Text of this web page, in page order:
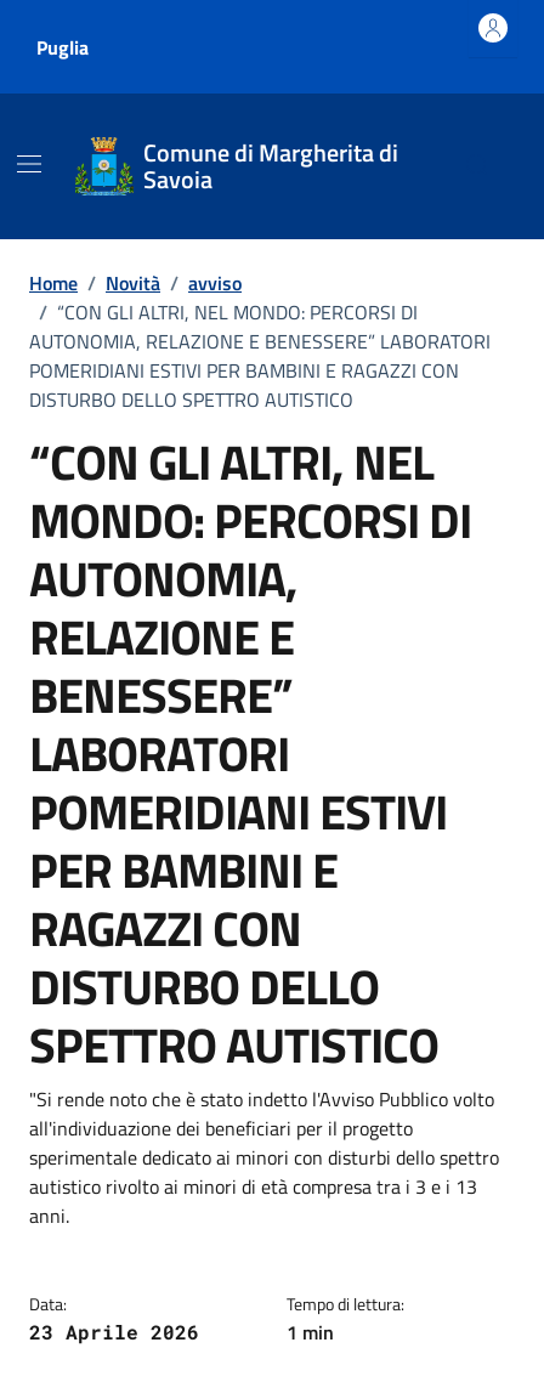
Puglia
Comune di Margherita di
Savoia
Home / Novità / avviso
/ “CON GLI ALTRI, NEL MONDO: PERCORSI DI
AUTONOMIA, RELAZIONE E BENESSERE” LABORATORI
POMERIDIANI ESTIVI PER BAMBINI E RAGAZZI CON
DISTURBO DELLO SPETTRO AUTISTICO
“CON GLI ALTRI, NEL
MONDO: PERCORSI DI
AUTONOMIA,
RELAZIONE E
BENESSERE”
LABORATORI
POMERIDIANI ESTIVI
PER BAMBINI E
RAGAZZI CON
DISTURBO DELLO
SPETTRO AUTISTICO
Dettagli della notizia
"Si rende noto che è stato indetto l'Avviso Pubblico volto
all'individuazione dei beneficiari per il progetto
sperimentale dedicato ai minori con disturbi dello spettro
autistico rivolto ai minori di età compresa tra i 3 e i 13
anni.
Data:
23 Aprile 2026
Tempo di lettura:
1 min